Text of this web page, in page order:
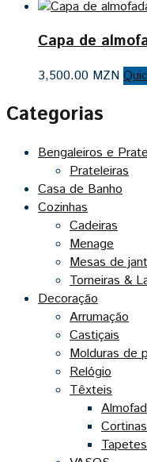
Capa de
3,500.00 MZN
Categorias
Bengaleiros e
Prateleiras
Casa de Banho
Cozinhas
Cadeiras
Menage
Mesas de
Torneiras &
Decoração
Arrumação
Castiçais
Molduras de
Relógio
Têxteis
Cortinas
Tapetes